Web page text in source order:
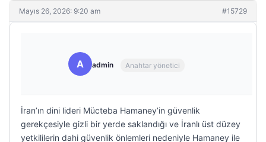
Mayıs 26, 2026: 9:20 am #15729
A admin Anahtar yönetici
İran’ın dini lideri Mücteba Hamaney’in güvenlik
gerekçesiyle gizli bir yerde saklandığı ve İranlı üst düzey
yetkililerin dahi güvenlik önlemleri nedeniyle Hamaney ile